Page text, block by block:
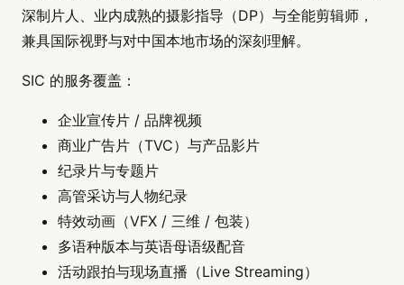
深制片人、业内成熟的摄影指导（DP）与全能剪辑师，
兼具国际视野与对中国本地市场的深刻理解。
SIC 的服务覆盖：
企业宣传片 / 品牌视频
商业广告片（TVC）与产品影片
纪录片与专题片
高管采访与人物纪录
特效动画（VFX / 三维 / 包装）
多语种版本与英语母语级配音
活动跟拍与现场直播（Live Streaming）